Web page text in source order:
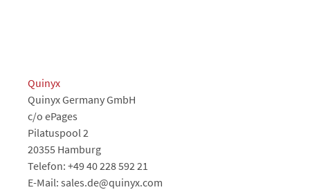
Quinyx
Quinyx Germany GmbH
c/o ePages
Pilatuspool 2
20355 Hamburg
Telefon: +49 40 228 592 21
E-Mail: sales.de@quinyx.com